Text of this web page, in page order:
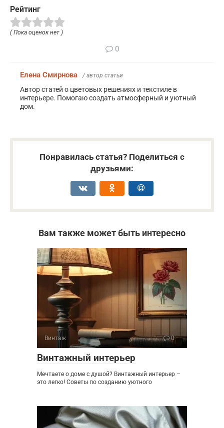
Рейтинг
( Пока оценок нет )
0
Елена Смирнова / автор статьи
Автор статей о цветовых решениях и текстиле в
интерьере. Помогаю создать атмосферный и уютный
дом.
Понравилась статья? Поделиться с
друзьями:
Вам также может быть интересно
Винтаж 0
Винтажный интерьер
Мечтаете о доме с душой? Винтажный интерьер –
это легко! Советы по созданию уютного